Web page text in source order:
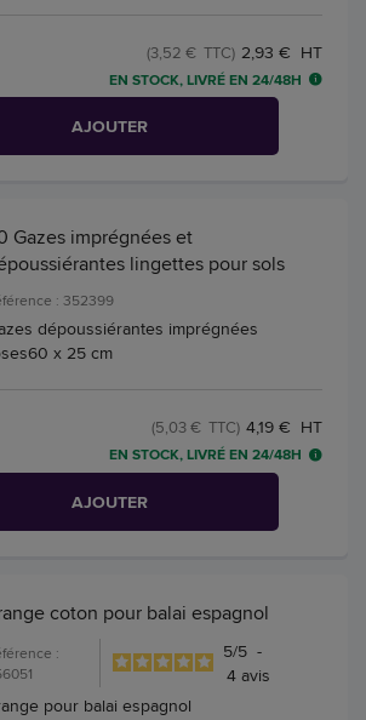
2,93 € HT
(3,52 € TTC)
EN STOCK, LIVRÉ EN 24/48H
AJOUTER
Gazes imprégnées et
lingettes pour sols
: 352399
dépoussiérantes imprégnées
x 25 cm
4,19 € HT
(5,03 € TTC)
EN STOCK, LIVRÉ EN 24/48H
AJOUTER
coton pour balai espagnol
:
5/5 -
4 avis
pour balai espagnol